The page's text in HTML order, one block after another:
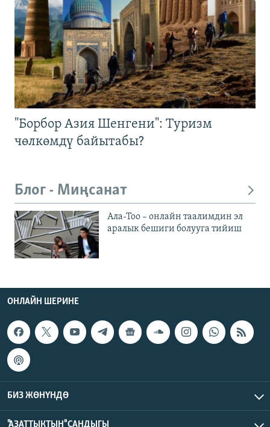
"Борбор Азия Шенгени": Туризм
чөлкөмдү байытабы?
Блог - Миңсанат
Ала-Тоо – онлайн таалимдин эл
аралык бешиги болууга тийиш
ОНЛАЙН ШЕРИНЕ
БИЗ ЖӨНҮНДӨ
"АЗАТТЫКТЫН" САНДЫГЫ